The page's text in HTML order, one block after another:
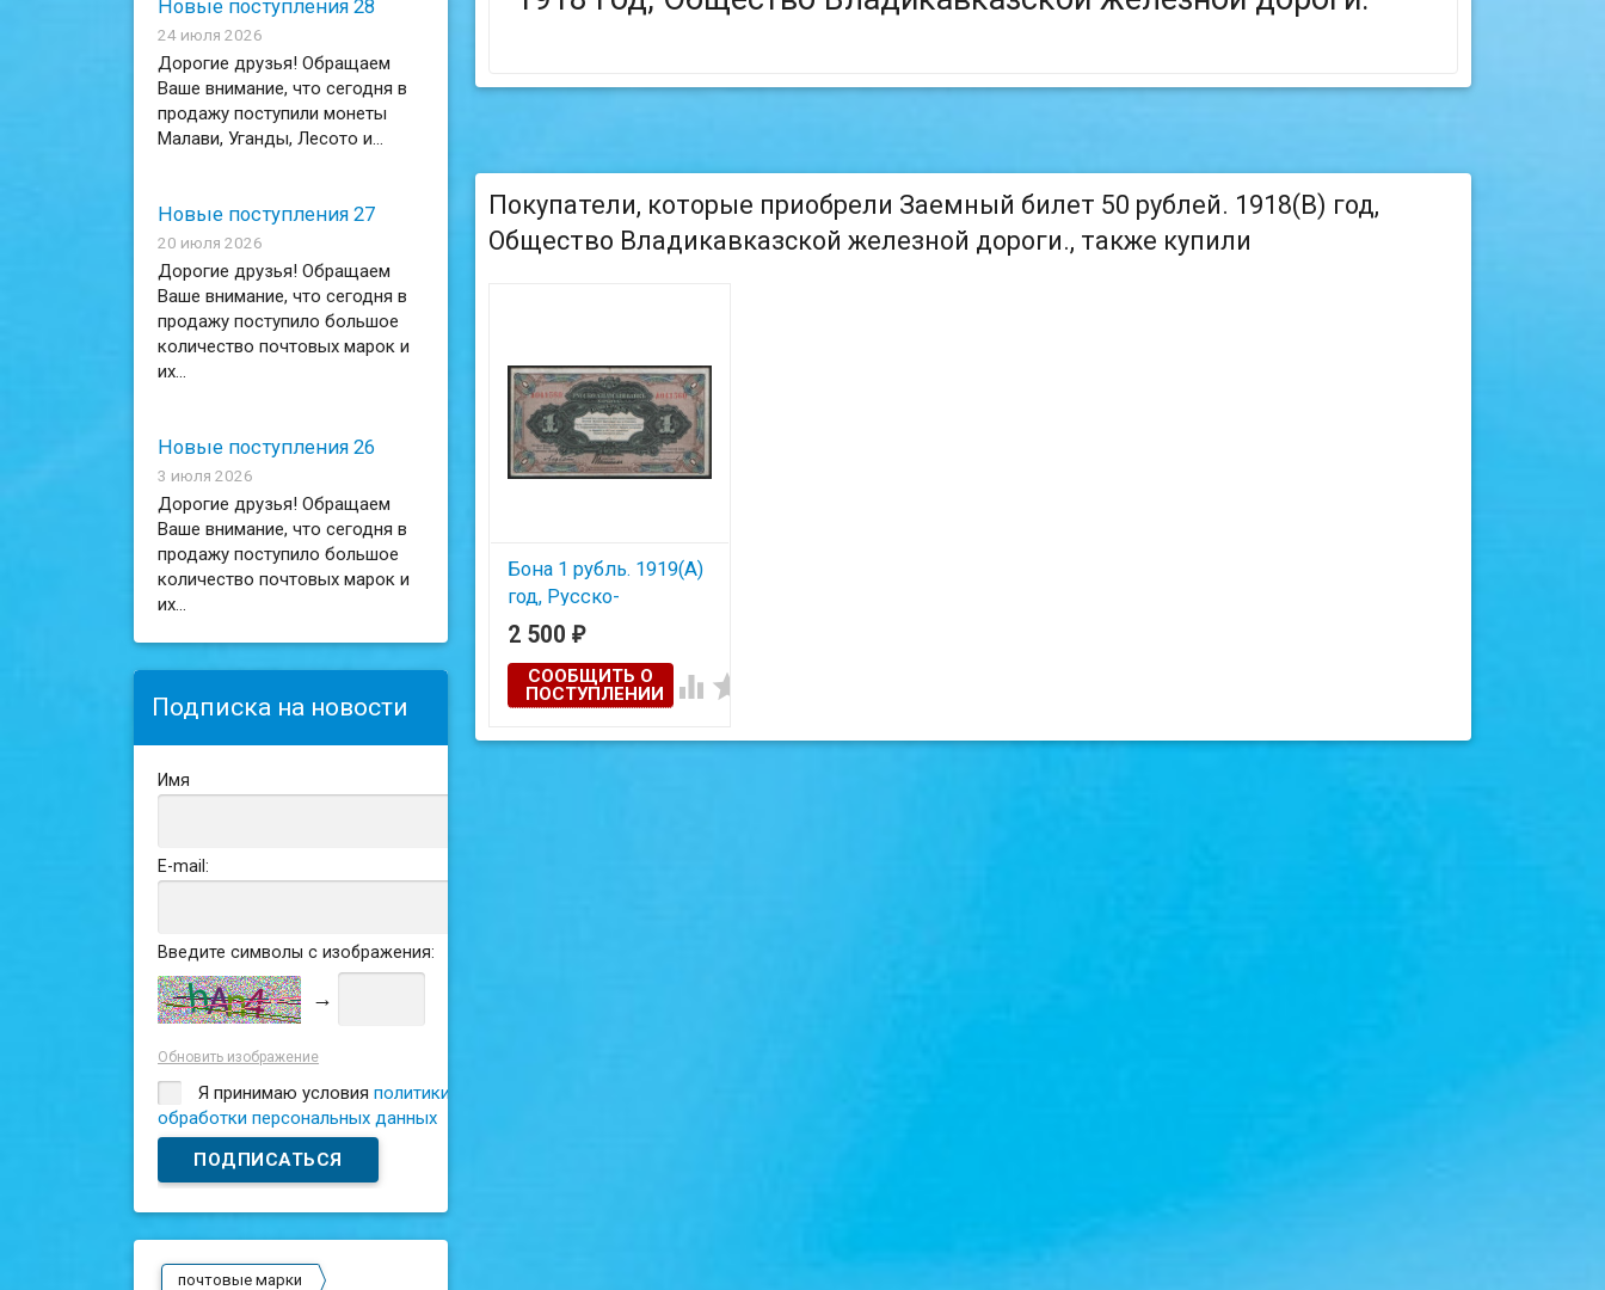
Новые поступления 28
24 июля 2026
Дорогие друзья! Обращаем
Ваше внимание, что сегодня в
продажу поступили монеты
Малави, Уганды, Лесото и...
Новые поступления 27
20 июля 2026
Дорогие друзья! Обращаем
Ваше внимание, что сегодня в
продажу поступило большое
количество почтовых марок и
их...
Новые поступления 26
3 июля 2026
Дорогие друзья! Обращаем
Ваше внимание, что сегодня в
продажу поступило большое
количество почтовых марок и
их...
Подписка на новости
Имя
E-mail:
Введите символы с изображения:
→
Обновить изображение
Я принимаю условияполитики
обработки персональных данных
почтовые марки
Покупатели, которые приобрели Заемный билет 50 рублей. 1918(В) год,
Общество Владикавказской железной дороги., также купили
Бона 1 рубль. 1919(А)
год, Русско-
Азиатский Банк.
2 500 ₽
СООБЩИТЬ О
ПОСТУПЛЕНИИ
 